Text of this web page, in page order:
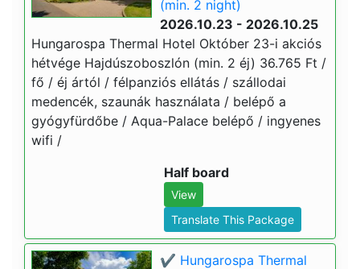
(min. 2 night)
2026.10.23 - 2026.10.25
Hungarospa Thermal Hotel Október 23-i akciós
hétvége Hajdúszoboszlón (min. 2 éj) 36.765 Ft /
fő / éj ártól / félpanziós ellátás / szállodai
medencék, szaunák használata / belépő a
gyógyfürdőbe / Aqua-Palace belépő / ingyenes
wifi /
Half board
View
Translate This Package
✔️ Hungarospa Thermal